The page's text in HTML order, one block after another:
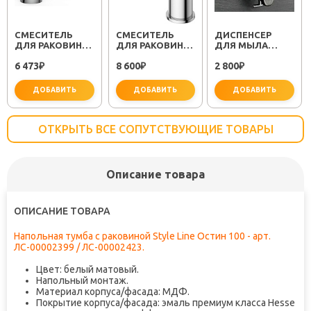
СМЕСИТЕЛЬ
ДЛЯ РАКОВИНЫ
TOK-SEM-1011
6 473₽
ДОБАВИТЬ
СМЕСИТЕЛЬ
ДЛЯ РАКОВИНЫ
LS2-01-W0 ХРОМ
8 600₽
ДОБАВИТЬ
ДИСПЕНСЕР
ДЛЯ МЫЛА
31012A
2 800₽
ДОБАВИТЬ
ОТКРЫТЬ ВСЕ СОПУТСТВУЮЩИЕ ТОВАРЫ
Описание товара
ОПИСАНИЕ ТОВАРА
Напольная тумба с раковиной Style Line Остин 100 - арт.
ЛС-00002399 / ЛС-00002423.
Цвет: белый матовый.
Напольный монтаж.
Материал корпуса/фасада: МДФ.
Покрытие корпуса/фасада: эмаль премиум класса Hesse